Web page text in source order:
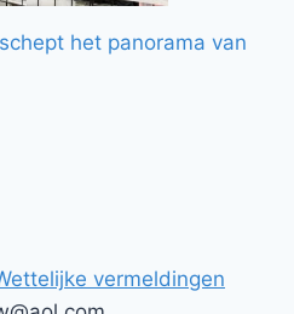
het panorama van
vermeldingen